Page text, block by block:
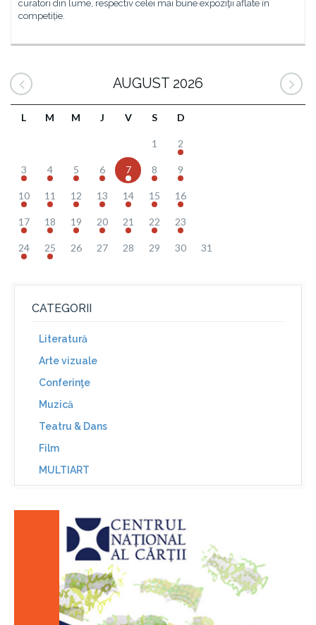
curatori din lume, respectiv celei mai bune expoziţii aflate în
competiție.
AUGUST 2026
L M M J V S D
1 2
3 4 5 6 7 8 9
10 11 12 13 14 15 16
17 18 19 20 21 22 23
24 25 26 27 28 29 30 31
CATEGORII
Literatură
Arte vizuale
Conferinţe
Muzică
Teatru & Dans
Film
MULTIART